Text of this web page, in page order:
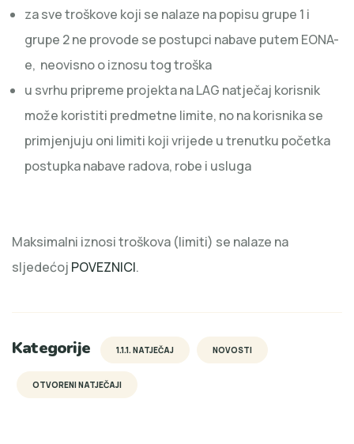
za sve troškove koji se nalaze na popisu grupe 1 i
grupe 2 ne provode se postupci nabave putem EONA-
e, neovisno o iznosu tog troška
u svrhu pripreme projekta na LAG natječaj korisnik
može koristiti predmetne limite, no na korisnika se
primjenjuju oni limiti koji vrijede u trenutku početka
postupka nabave radova, robe i usluga
Maksimalni iznosi troškova (limiti) se nalaze na
sljedećoj POVEZNICI.
Kategorije 1.1.1. NATJEČAJ NOVOSTI
OTVORENI NATJEČAJI